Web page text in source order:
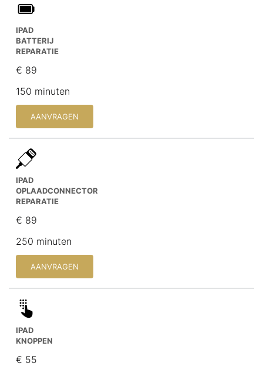
IPAD
BATTERIJ
REPARATIE
€ 89
150 minuten
AANVRAGEN
IPAD
OPLAADCONNECTOR
REPARATIE
€ 89
250 minuten
AANVRAGEN
IPAD
KNOPPEN
€ 55